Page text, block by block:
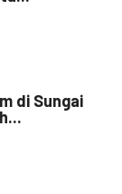
di Sungai